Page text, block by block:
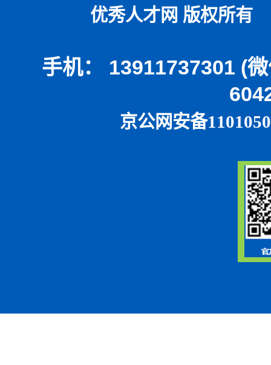
优秀人才网 版权所有 本网
手机： 13911737301 (
京公网安备